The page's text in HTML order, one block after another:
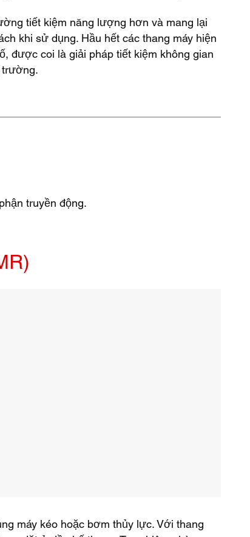
tiết kiệm năng lượng hơn và mang lại
khi sử dụng. Hầu hết các thang máy hiện
được coi là giải pháp tiết kiệm không gian
trường.
truyền động.
máy kéo hoặc bơm thủy lực. Với thang